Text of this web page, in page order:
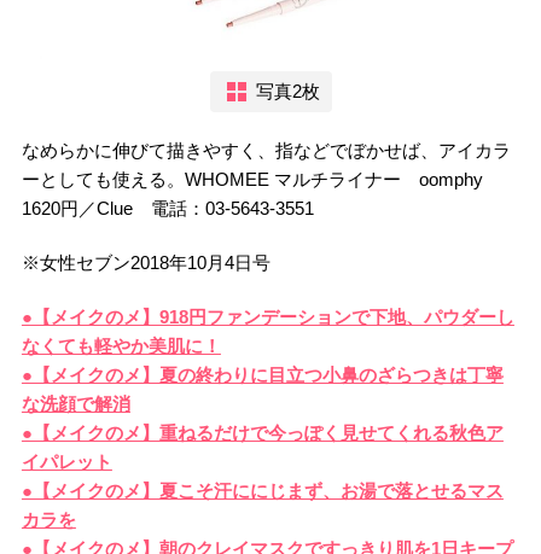
写真2枚
なめらかに伸びて描きやすく、指などでぼかせば、アイカラ
ーとしても使える。WHOMEE マルチライナー oomphy
1620円／Clue 電話：03-5643-3551
※女性セブン2018年10月4日号
●【メイクのメ】918円ファンデーションで下地、パウダーし
なくても軽やか美肌に！
●【メイクのメ】夏の終わりに目立つ小鼻のざらつきは丁寧
な洗顔で解消
●【メイクのメ】重ねるだけで今っぽく見せてくれる秋色ア
イパレット
●【メイクのメ】夏こそ汗ににじまず、お湯で落とせるマス
カラを
●【メイクのメ】朝のクレイマスクですっきり肌を1日キープ